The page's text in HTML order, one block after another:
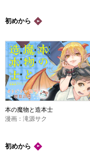
初めから
本の魔物と造本士
漫画：滝源サク
初めから